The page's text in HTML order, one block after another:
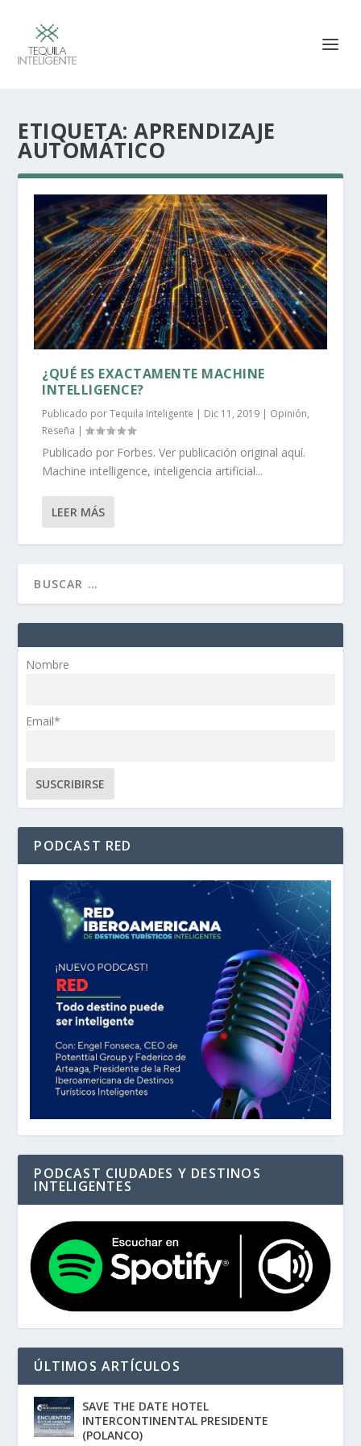
ETIQUETA:APRENDIZAJE
AUTOMÁTICO
¿QUÉ ES EXACTAMENTE MACHINE
INTELLIGENCE?
Publicado porTequila Inteligente | Dic 11, 2019 | Opinión,
Reseña |
Publicado por Forbes. Ver publicación original aquí.
Machine intelligence, inteligencia artificial...
LEER MÁS
Nombre
Email*
PODCAST RED
PODCAST CIUDADES Y DESTINOS
INTELIGENTES
ÚLTIMOS ARTÍCULOS
SAVE THE DATE HOTEL
INTERCONTINENTAL PRESIDENTE
(POLANCO)